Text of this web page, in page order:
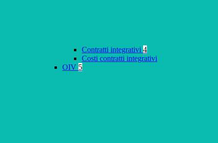
Contratti integrativi 4
Costi contratti integrativi
OIV 5